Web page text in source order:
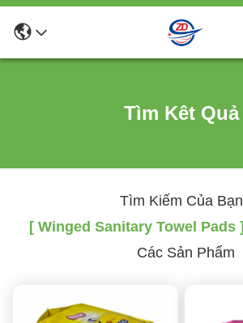
Tìm Kêt Quả
Tìm Kiếm Của Bạn
[ Winged Sanitary Towel Pads ]
Các Sản Phẩm